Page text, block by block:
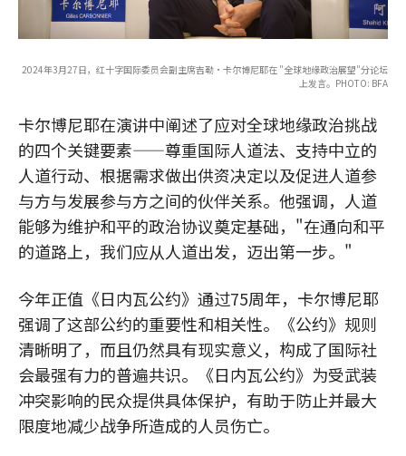
2024年3月27日，红十字国际委员会副主席吉勒·卡尔博尼耶在 "全球地缘政治展望"分论坛
上发言。PHOTO: BFA
卡尔博尼耶在演讲中阐述了应对全球地缘政治挑战
的四个关键要素——尊重国际人道法、支持中立的
人道行动、根据需求做出供资决定以及促进人道参
与方与发展参与方之间的伙伴关系。他强调，人道
能够为维护和平的政治协议奠定基础，"在通向和平
的道路上，我们应从人道出发，迈出第一步。"
今年正值《日内瓦公约》通过75周年，卡尔博尼耶
强调了这部公约的重要性和相关性。《公约》规则
清晰明了，而且仍然具有现实意义，构成了国际社
会最强有力的普遍共识。《日内瓦公约》为受武装
冲突影响的民众提供具体保护，有助于防止并最大
限度地减少战争所造成的人员伤亡。